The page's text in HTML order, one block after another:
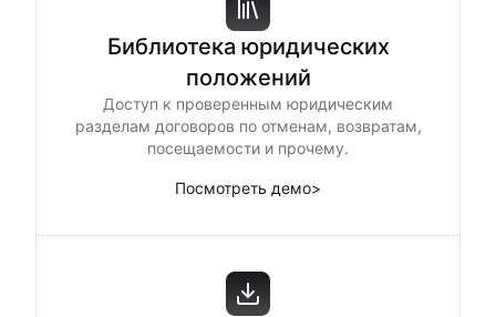
Библиотека юридических
положений
Доступ к проверенным юридическим
разделам договоров по отменам, возвратам,
посещаемости и прочему.
Посмотреть демо>